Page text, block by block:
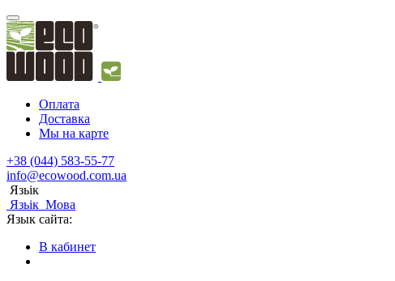
Оплата
Доставка
Мы на карте
+38 (044) 583-55-77
info@ecowood.com.ua
Язьік
Язьік Мова
Язык сайта:
В кабинет